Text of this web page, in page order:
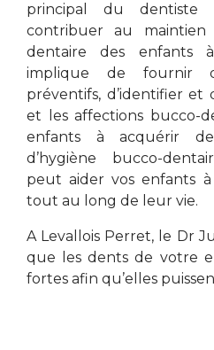
principal du dentiste
contribuer au
dentaire des enfants
implique de fournir
préventifs, d’identifier et
et les affections bucco-
enfants à acquérir
d’hygiène bucco-
peut aider vos enfants
tout au long de leur vie.
A Levallois Perret, le Dr
que les dents de votre
fortes afin qu’elles